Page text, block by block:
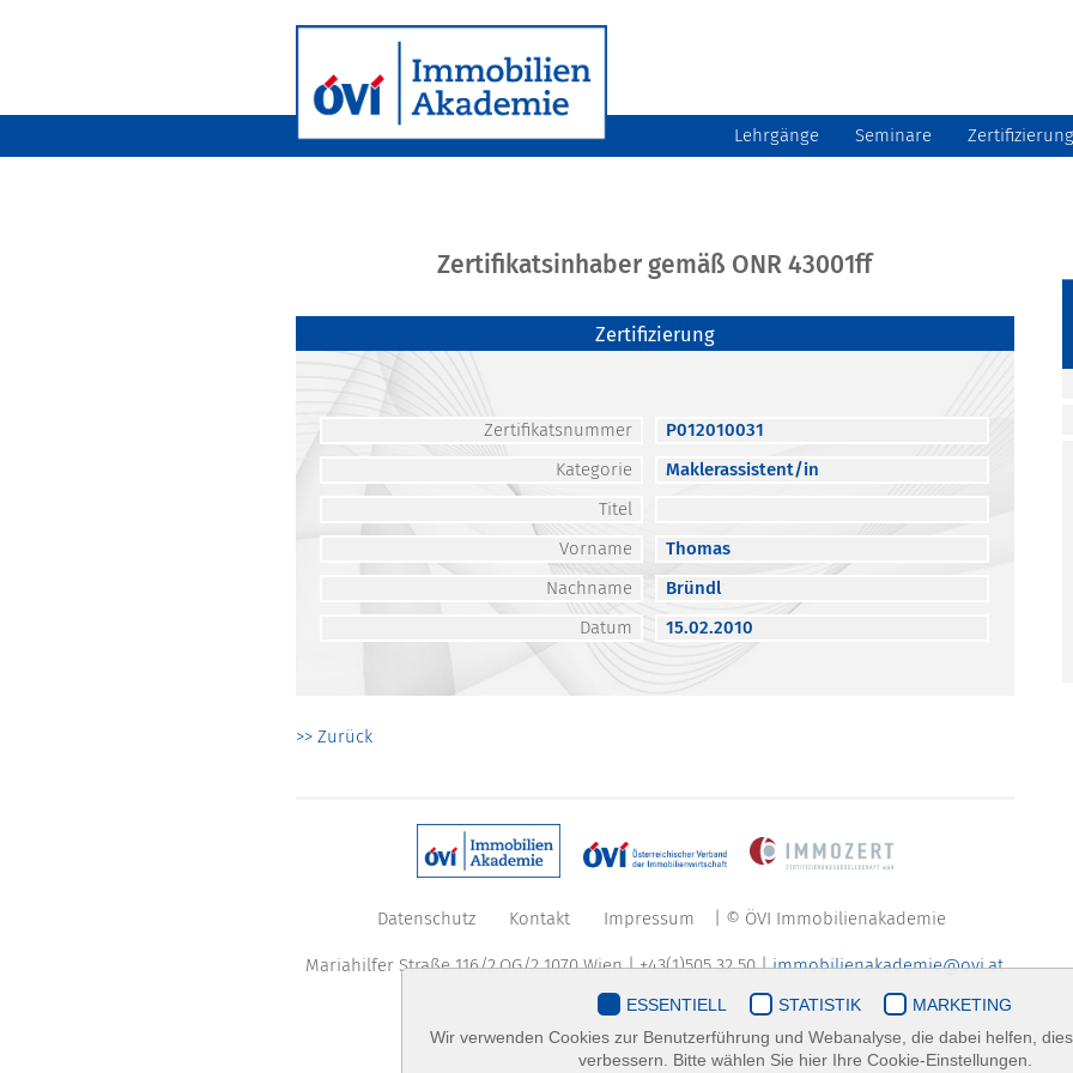
Lehrgänge Seminare Zertifizierung
Zertifikatsinhaber gemäß ONR 43001ff
Zertifizierung
Zertifikatsnummer
P012010031
Kategorie
Maklerassistent/in
Titel
Vorname
Thomas
Nachname
Bründl
Datum
15.02.2010
>> Zurück
Datenschutz Kontakt Impressum | © ÖVI Immobilienakademie
Mariahilfer Straße 116/2.OG/2 1070 Wien | +43(1)505 32 50 |immobilienakademie@ovi.at
ESSENTIELL STATISTIK
MARKETING
Wir verwenden Cookies zur Benutzerführung und Webanalyse, die dabei helfen,
verbessern. Bitte wählen Sie hier Ihre Cookie-Einstellungen.